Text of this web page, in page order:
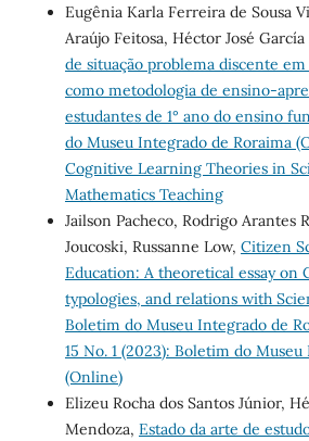
Eugênia Karla Ferreira de Sousa
Araújo Feitosa, Héctor José
de situação problema discente
como metodologia de ensino-
estudantes de 1° ano do ensino
do Museu Integrado de Roraima
Cognitive Learning Theories in
Mathematics Teaching
Jailson Pacheco, Rodrigo Arantes
Joucoski, Russanne Low, Citizen
Education: A theoretical essay on
typologies, and relations with
Boletim do Museu Integrado de
15 No. 1 (2023): Boletim do
(Online)
Elizeu Rocha dos Santos Júnior,
Mendoza, Estado da arte de